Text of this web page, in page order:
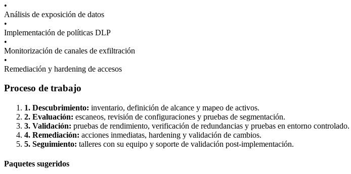
•
Análisis de exposición de datos
•
Implementación de políticas DLP
•
Monitorización de canales de exfiltración
•
Remediación y hardening de accesos
Proceso de trabajo
1. Descubrimiento: inventario, definición de alcance y mapeo de activos.
2. Evaluación: escaneos, revisión de configuraciones y pruebas de segmentación.
3. Validación: pruebas de rendimiento, verificación de redundancias y pruebas en entorno controlado.
4. Remediación: acciones inmediatas, hardening y validación de cambios.
5. Seguimiento: talleres con su equipo y soporte de validación post-implementación.
Paquetes sugeridos